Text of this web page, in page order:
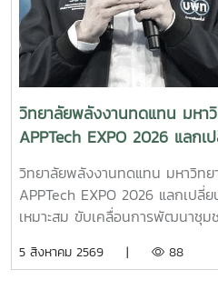
ต้อนรับอย่างอบอุ่น พร้อมแนะนำ
จัดการเรียนการสอน การฝึกปฏิบั
ผ่านงานวิจัยและนวัตกรรม ตลอดจ
ประกอบอาชีพด้านพลังงานทดแท
สำคัญของประเทศในอนาคต
เยี่ยมชมห้องปฏิบัติการและศูนย์กา
วิทยาลัย เพื่อสัมผัสบรรยากาศการ
การประยุกต์ใช้องค์ความรู้ด้านวิศว
พลังงานสะอาดอย่างเป็นรูปธ
พลังงานทดแทนได้ประชาสัมพันธ์
แนะนำแนวทางการเรียน การฝึกป
วิทยาลัยพลังงานทดแทน มหาวิ
APPTech EXPO 2026 แลก
เทคโนโลยีที่เหมาะสม ขับเคลื่
ยั่งยืน
วิทยาลัยพลังงานทดแทน มหาวิทย
APPTech EXPO 2026 แลกเปลี่
เหมาะสม ขับเคลื่อนการพัฒนาชุ
ช่วยศาสตราจารย์ ดร.ภคมน ปินตา
5 สิงหาคม 2569 | 88